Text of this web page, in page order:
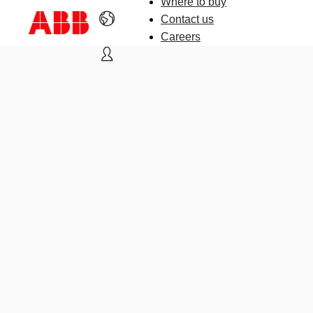
Contact us
Careers